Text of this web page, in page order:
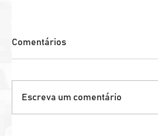
Comentários
Escreva um comentário